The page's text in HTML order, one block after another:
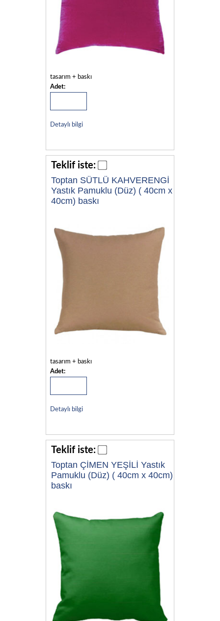
tasarım + baskı
Adet:
Detaylı bilgi
Teklif iste:
Toptan SÜTLÜ KAHVERENGİ
Yastık Pamuklu (Düz) ( 40cm x
40cm) baskı
tasarım + baskı
Adet:
Detaylı bilgi
Teklif iste:
Toptan ÇİMEN YEŞİLİ Yastık
Pamuklu (Düz) ( 40cm x 40cm)
baskı